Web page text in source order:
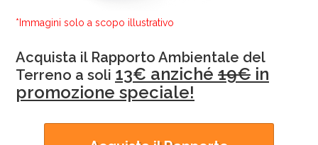
*Immagini solo a scopo illustrativo
Acquista il Rapporto Ambientale del
Terreno a soli 13€ anziché 19€ in
promozione speciale!